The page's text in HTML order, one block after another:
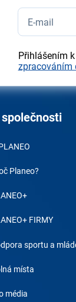
Přihlášením
zpracováním
společnosti
Planeo?
FIRMY
sportu a
místa
média